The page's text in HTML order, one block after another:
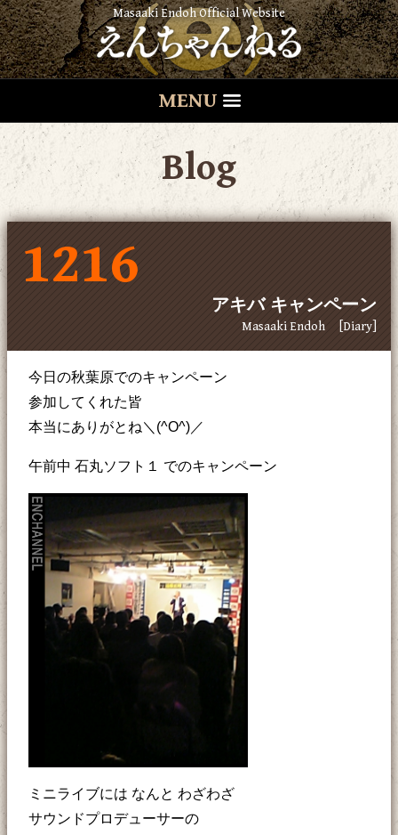
Masaaki Endoh Official Website
MENU
Blog
1216
アキバ キャンペーン
Masaaki Endoh [Diary]
今日の秋葉原でのキャンペーン
参加してくれた皆
本当にありがとね＼(^O^)／
午前中 石丸ソフト１ でのキャンペーン
ミニライブには なんと わざわざ
サウンドプロデューサーの